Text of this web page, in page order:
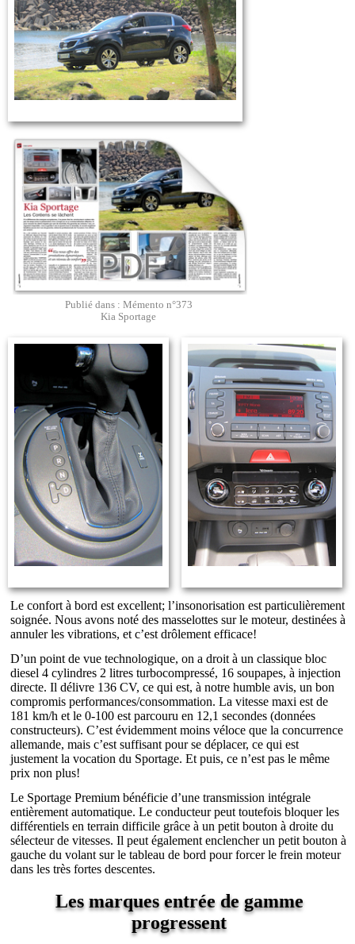
Publié dans : Mémento n°373
Kia Sportage
Le confort à bord est excellent; l’insonorisation est particulièrement
soignée. Nous avons noté des masselottes sur le moteur, destinées à
annuler les vibrations, et c’est drôlement efficace!
D’un point de vue technologique, on a droit à un classique bloc
diesel 4 cylindres 2 litres turbocompressé, 16 soupapes, à injection
directe. Il délivre 136 CV, ce qui est, à notre humble avis, un bon
compromis performances/consommation. La vitesse maxi est de
181 km/h et le 0-100 est parcouru en 12,1 secondes (données
constructeurs). C’est évidemment moins véloce que la concurrence
allemande, mais c’est suffisant pour se déplacer, ce qui est
justement la vocation du Sportage. Et puis, ce n’est pas le même
prix non plus!
Le Sportage Premium bénéficie d’une transmission intégrale
entièrement automatique. Le conducteur peut toutefois bloquer les
différentiels en terrain difficile grâce à un petit bouton à droite du
sélecteur de vitesses. Il peut également enclencher un petit bouton à
gauche du volant sur le tableau de bord pour forcer le frein moteur
dans les très fortes descentes.
Les marques entrée de gamme
progressent